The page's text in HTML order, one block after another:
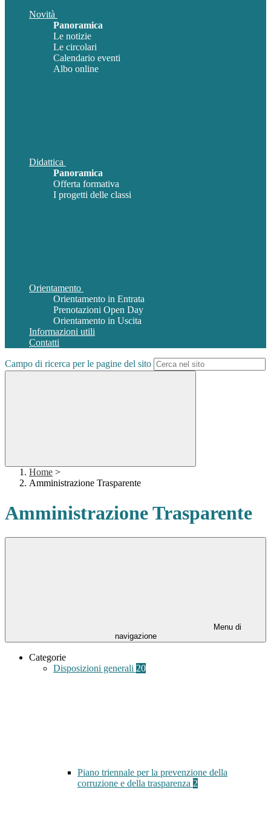
Novità
Panoramica
Le notizie
Le circolari
Calendario eventi
Albo online
Didattica
Panoramica
Offerta formativa
I progetti delle classi
Orientamento
Orientamento in Entrata
Prenotazioni Open Day
Orientamento in Uscita
Informazioni utili
Contatti
Campo di ricerca per le pagine del sito
Home >
Amministrazione Trasparente
Amministrazione Trasparente
Menu di
navigazione
Categorie
Disposizioni generali 20
Piano triennale per la prevenzione della
corruzione e della trasparenza 2